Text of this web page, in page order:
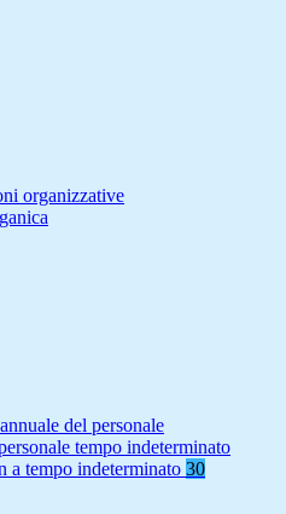
organizzative
del personale
tempo indeterminato
a tempo indeterminato 30